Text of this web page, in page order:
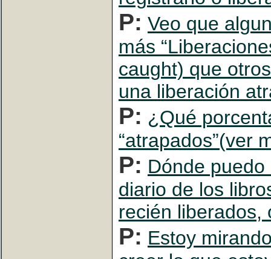
P: Veo que
más
caught) que
una liberación
P: ¿Qué
“atrapados”(ver
P: Dónde
diario de los
recién liberados,
P: Estoy